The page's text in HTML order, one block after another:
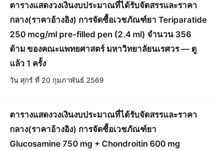
ตารางแสดงวงเงินงบประมาณที่ได้รับจัดสรรและราคา
กลาง(ราคาอ้างอิง) การจัดซื้อเวชภัณฑ์ยา Teriparatide
250 mcg/ml pre-filled pen (2.4 ml) จำนวน 356
ด้าม ของคณะแพทยศาสตร์ มหาวิทยาลัยนเรศวร — ดู
แล้ว 1 ครั้ง
วัน ศุกร์ ที่ 20 กุมภาพันธ์ 2569
ตารางแสดงวงเงินงบประมาณที่ได้รับจัดสรรและราคา
กลาง(ราคาอ้างอิง) การจัดซื้อเวชภัณฑ์ยา
Glucosamine 750 mg + Chondroitin 600 mg